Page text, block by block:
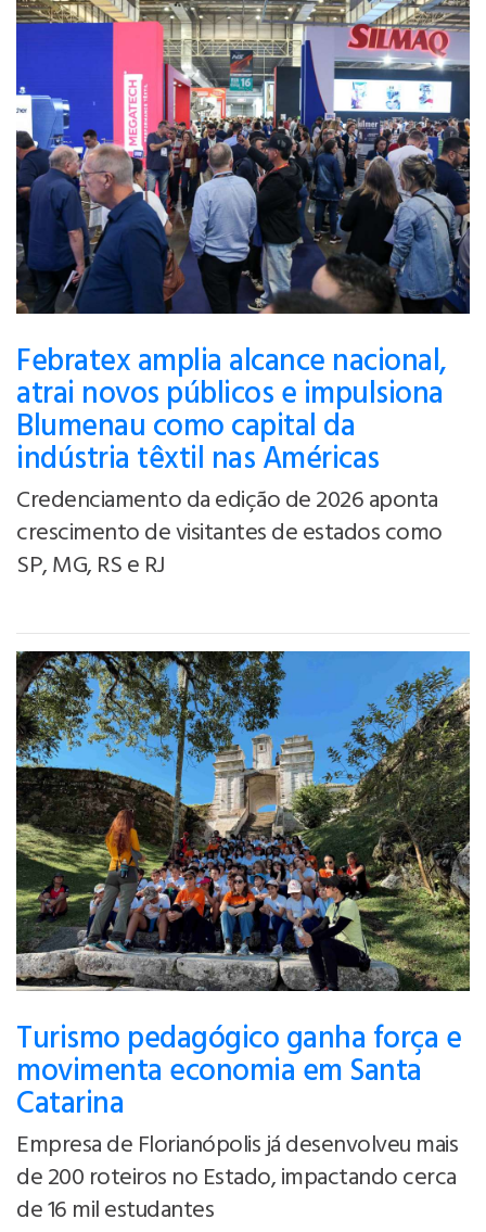
Febratex amplia alcance nacional,
atrai novos públicos e impulsiona
Blumenau como capital da
indústria têxtil nas Américas
Credenciamento da edição de 2026 aponta
crescimento de visitantes de estados como
SP, MG, RS e RJ
Turismo pedagógico ganha força e
movimenta economia em Santa
Catarina
Empresa de Florianópolis já desenvolveu mais
de 200 roteiros no Estado, impactando cerca
de 16 mil estudantes